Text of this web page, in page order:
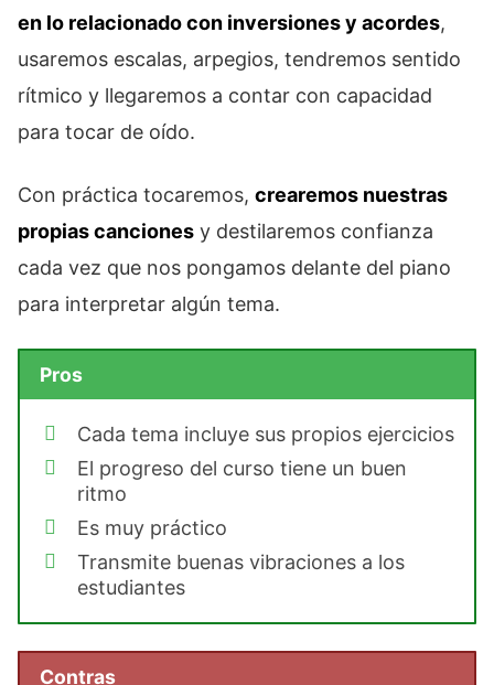
en lo relacionado con inversiones y acordes,
usaremos escalas, arpegios, tendremos sentido
rítmico y llegaremos a contar con capacidad
para tocar de oído.
Con práctica tocaremos, crearemos nuestras
propias canciones y destilaremos confianza
cada vez que nos pongamos delante del piano
para interpretar algún tema.
Pros
Cada tema incluye sus propios ejercicios
El progreso del curso tiene un buen
ritmo
Es muy práctico
Transmite buenas vibraciones a los
estudiantes
Contras